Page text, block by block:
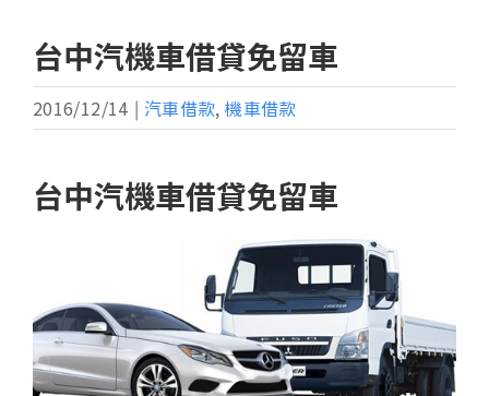
台中汽機車借貸免留車
2016/12/14 | 汽車借款,機車借款
台中汽機車借貸免留車